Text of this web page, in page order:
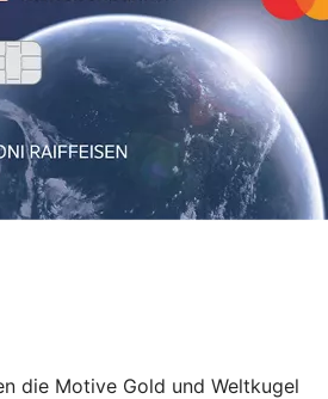
die Motive Gold und Weltkugel